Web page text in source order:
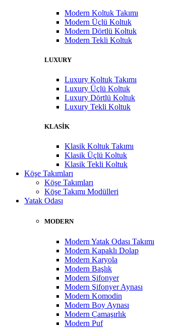
Modern Koltuk Takımı
Modern Üçlü Koltuk
Modern Dörtlü Koltuk
Modern Tekli Koltuk
LUXURY
Luxury Koltuk Takımı
Luxury Üçlü Koltuk
Luxury Dörtlü Koltuk
Luxury Tekli Koltuk
KLASİK
Klasik Koltuk Takımı
Klasik Üçlü Koltuk
Klasik Tekli Koltuk
Köşe Takımları
Köşe Takımları
Köşe Takımı Modülleri
Yatak Odası
MODERN
Modern Yatak Odası Takımı
Modern Kapaklı Dolap
Modern Karyola
Modern Başlık
Modern Şifonyer
Modern Şifonyer Aynası
Modern Komodin
Modern Boy Aynası
Modern Çamaşırlık
Modern Puf